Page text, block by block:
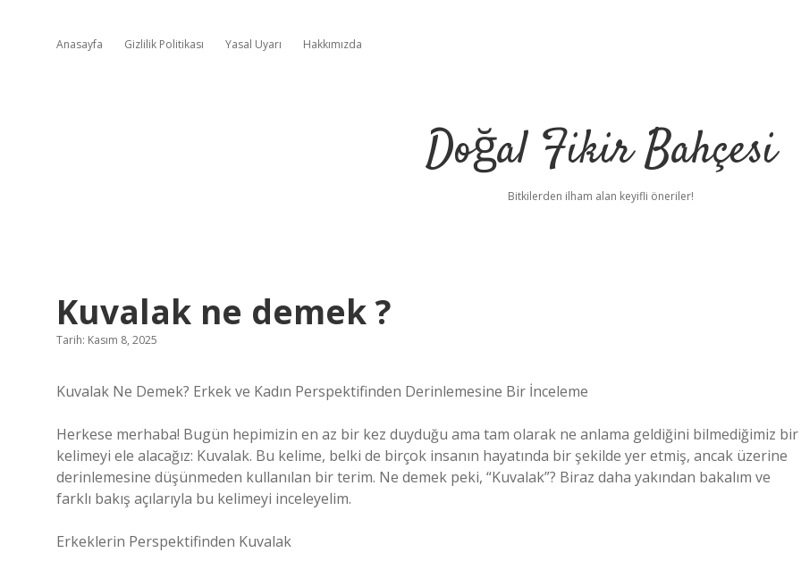
Anasayfa Gizlilik Politikası Yasal Uyarı Hakkımızda
Doğal Fikir Bahçesi
Bitkilerden ilham alan keyifli öneriler!
Kuvalak ne demek ?
Tarih: Kasım 8, 2025
Kuvalak Ne Demek? Erkek ve Kadın Perspektifinden Derinlemesine Bir İnceleme
Herkese merhaba! Bugün hepimizin en az bir kez duyduğu ama tam olarak ne anlama geldiğini bilmediğimiz bir
kelimeyi ele alacağız: Kuvalak. Bu kelime, belki de birçok insanın hayatında bir şekilde yer etmiş, ancak üzerine
derinlemesine düşünmeden kullanılan bir terim. Ne demek peki, “Kuvalak”? Biraz daha yakından bakalım ve
farklı bakış açılarıyla bu kelimeyi inceleyelim.
Erkeklerin Perspektifinden Kuvalak